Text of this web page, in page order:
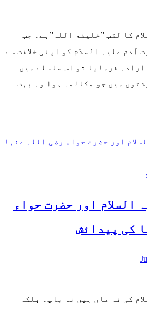
کا لقب ”خلیفۃ اللہ”ہے۔ جب
آدم علیہ السلام کو اپنی خلافت سے
فرمایا تو اس سلسلے میں
میں جو مکالمہ ہوا وہ بہت
السلام اور حضرت حواء
کی پیدائش
کی نہ ماں ہیں نہ باپ۔ بلکہ